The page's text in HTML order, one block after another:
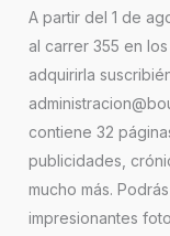
A partir del 1 de
al carrer 355 en
adquirirla
contiene 32
publicidades,
mucho más.
impresionantes